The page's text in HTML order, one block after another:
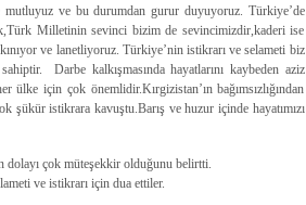
mutluyuz ve bu durumdan gurur duyuyoruz. Türkiye’de
Milletinin sevinci bizim de sevincimizdir,kaderi ise
ve lanetliyoruz. Türkiye’nin istikrarı ve selameti biz
Darbe kalkışmasında hayatlarını kaybeden aziz
için çok önemlidir.Kırgizistan’ın bağımsızlığından
şükür istikrara kavuştu.Barış ve huzur içinde hayatımızı
dolayı çok müteşekkir olduğunu belirtti.
ve istikrarı için dua ettiler.